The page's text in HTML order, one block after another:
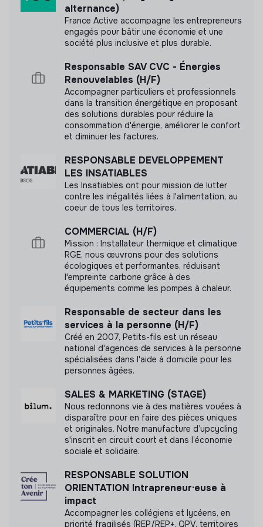
assurer leur progression. Ils sont intégrés à une
équipe et en deviennent membre à part entière. Ils
bénéficient comme tous les employés d'une heure
de coaching par semaine, où il ne s'agit pas de vérifier
une to do, mais bien de discuter de la progression
personnelle de nos employés.
Mentoring commercial direct par le CEO(qui a
construit le book client de zéro) : tu seras formé·e
aux meilleures pratiques sales B2B en SaaS / startup
ou grille alternance +variable / commission sur les
deals signés— plus tu performes, plus tu gagnes. On
veut que ce soit win-win.
Réunions fréquentes: plusieurs réunions par jour
sont organisées pour suivre l'avancement de l'équipe
et échanger sur les projets en cours.
Expérience reconnue: La Trace a déjà accueilli
plusieurs alternants et stagiaires. Nous y sommes
habitués, et nous nous engageons à fournir une
expérience enrichissante et formatrice.
Environnement flexible et stimulant
compte et l'autonomie est encouragée. Tu auras un
vrai périmètre, des vrais objectifs, et des moyens
pour les atteindre.
Stack commerciale moderne: Pipedrive, Notion,
Slack, outils d'outreach, plus quelques pépites maison
qui rendent les démos clients spectaculaires.
Développement rapide des compétences
l'opportunité d'apprendre le métier de sales B2B en
startup tech, de la prospection au closing, avec un
produit qui plaît.
Équipe jeune et dynamique: une équipe désireuse
Labels et certifications
Cette structure n'a pas souhaité nous
communiquer les labels ou certifications qu'elle a
pu obtenir.
N'a pas encore communiqué de documents de
transparence
alternance)
France Active accompagne les entrepreneurs
engagés pour bâtir une économie et une
société plus inclusive et plus durable.
Responsable SAV CVC - Énergies
Renouvelables (H/F)
Accompagner particuliers et professionnels
dans la transition énergétique en proposant
des solutions durables pour réduire la
consommation d'énergie, améliorer le confort
et diminuer les factures.
RESPONSABLE DEVELOPPEMENT
LES INSATIABLES
Les Insatiables ont pour mission de lutter
contre les inégalités liées à l'alimentation, au
coeur de tous les territoires.
COMMERCIAL (H/F)
Mission : Installateur thermique et climatique
RGE, nous œuvrons pour des solutions
écologiques et performantes, réduisant
l'empreinte carbone grâce à des
équipements comme les pompes à chaleur.
Responsable de secteur dans les
services à la personne (H/F)
Créé en 2007, Petits-fils est un réseau
national d'agences de services à la personne
spécialisées dans l'aide à domicile pour les
personnes âgées.
SALES & MARKETING (STAGE)
Nous redonnons vie à des matières vouées à
disparaître pour en faire des pièces uniques
et originales. Notre manufacture d’upcycling
s'inscrit en circuit court et dans l’économie
sociale et solidaire.
RESPONSABLE SOLUTION
ORIENTATION Intrapreneur·euse à
impact
Accompagner les collégiens et lycéens, en
priorité fragilisés (REP/REP+, QPV, territoires